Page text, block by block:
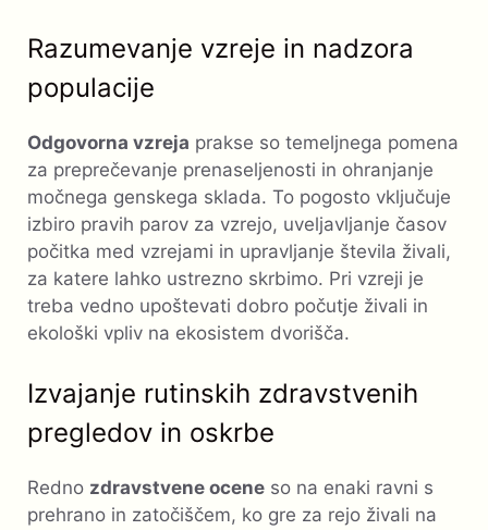
Razumevanje vzreje in nadzora
populacije
Odgovorna vzreja prakse so temeljnega pomena
za preprečevanje prenaseljenosti in ohranjanje
močnega genskega sklada. To pogosto vključuje
izbiro pravih parov za vzrejo, uveljavljanje časov
počitka med vzrejami in upravljanje števila živali,
za katere lahko ustrezno skrbimo. Pri vzreji je
treba vedno upoštevati dobro počutje živali in
ekološki vpliv na ekosistem dvorišča.
Izvajanje rutinskih zdravstvenih
pregledov in oskrbe
Redno zdravstvene ocene so na enaki ravni s
prehrano in zatočiščem, ko gre za rejo živali na